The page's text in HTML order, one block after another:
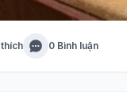
0 Bình luận